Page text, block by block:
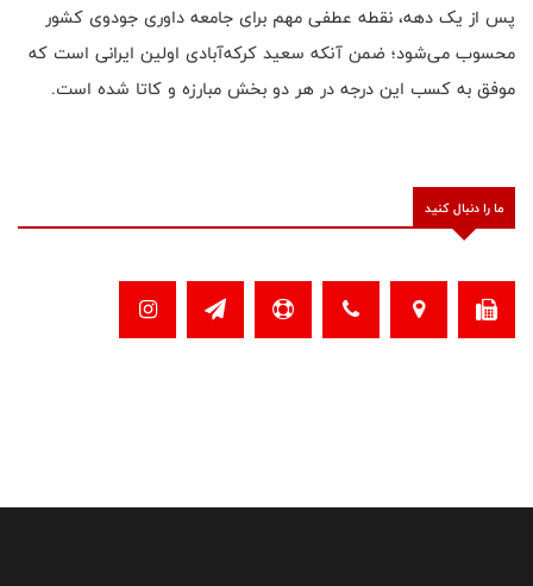
پس از یک دهه، نقطه عطفی مهم برای جامعه داوری جودوی کشور
محسوب می‌شود؛ ضمن آنکه سعید کرکه‌آبادی اولین ایرانی است که
موفق به کسب این درجه در هر دو بخش مبارزه و کاتا شده است.
ما را دنبال کنید